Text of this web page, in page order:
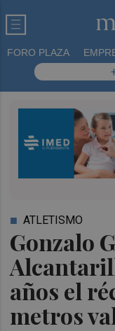
FORO PLAZA
Gonzalo
años el
metros
ATLETISMO